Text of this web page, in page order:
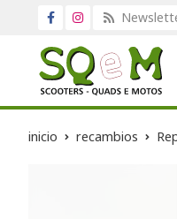
inicio recambios